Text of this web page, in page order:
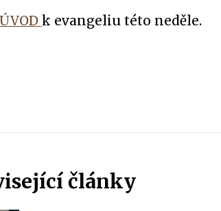
k evangeliu této neděle.
články